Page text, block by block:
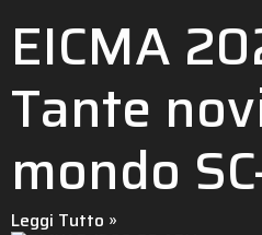
EICMA
Tante
mondo
Leggi Tutto »